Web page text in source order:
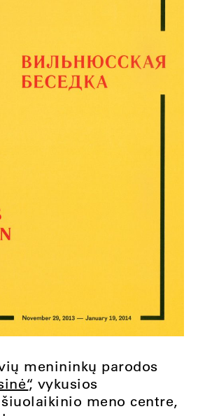
menininkų parodos
, vykusios
meno centre,